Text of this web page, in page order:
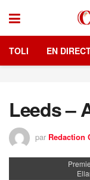
TOLI EN
Leeds –
par Redaction